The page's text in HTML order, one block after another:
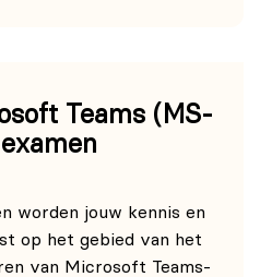
Teams (MS-
worden jouw kennis en
op het gebied van het
van Microsoft Teams-